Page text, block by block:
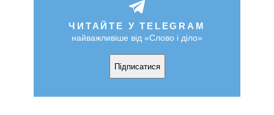
ЧИТАЙТЕ У TELEGRAM
найважливіше від «Слово і діло»
Підписатися